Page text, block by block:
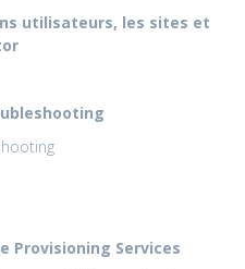
utilisateurs, les sites et
Provisioning Services